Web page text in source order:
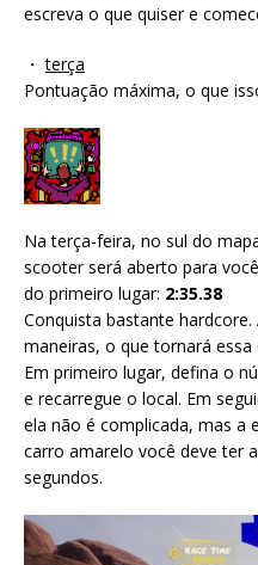
escreva o que quiser e
・terça
Pontuação máxima, o que
Na terça-feira, no sul do
scooter será aberto para
do primeiro lugar: 2:35.38
Conquista bastante
maneiras, o que tornará
Em primeiro lugar, defina o
e recarregue o local. Em
ela não é complicada, mas a
carro amarelo você deve ter
segundos.